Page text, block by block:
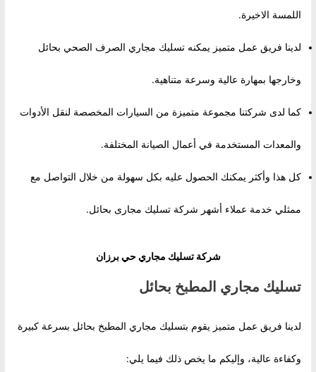
اللمسة الاخيرة.
لدينا فريق عمل متميز يمكنه تسليك مجاري الصرف الصحي بحائل
وخارجها بمهارة عالية وسرعة متناهية.
كما لدى شركتنا مجموعة متميزة من السيارات المخصصة لنقل الأدوات
والمعدات المستخدمة في أعمال الصيانة المختلفة.
كل هذا وأكثر يمكنك الحصول عليه بكل سهولة من خلال التواصل مع
ممثلي خدمة عملاء أشهر شركة تسليك مجارى بحائل.
شركة تسليك مجاري حي برزان
تسليك مجاري المطبخ بحائل
لدينا فريق عمل متميز يقوم بتسليك مجاري المطبخ بحائل بسرعة كبيرة
وكفاءة عالية، وإليكم ما يخص ذلك فيما يلي: